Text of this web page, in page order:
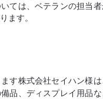
ては、ベテランの担当
ます。
す株式会社セイハン様
品、ディスプレイ用品